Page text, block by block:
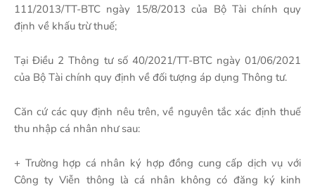
111/2013/TT-BTC ngày 15/8/2013 của Bộ Tài chính quy
định về khấu trừ thuế;
Tại Điều 2 Thông tư số 40/2021/TT-BTC ngày 01/06/2021
của Bộ Tài chính quy định về đối tượng áp dụng Thông tư.
Căn cứ các quy định nêu trên, về nguyên tắc xác định thuế
thu nhập cá nhân như sau:
+ Trường hợp cá nhân ký hợp đồng cung cấp dịch vụ với
Công ty Viễn thông là cá nhân không có đăng ký kinh